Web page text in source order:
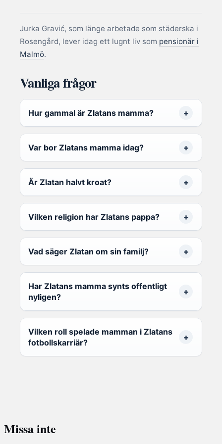
Jurka Gravić, som länge arbetade som städerska i
Rosengård, lever idag ett lugnt liv som pensionär i
Malmö.
Vanliga frågor
Hur gammal är Zlatans mamma?
Var bor Zlatans mamma idag?
Är Zlatan halvt kroat?
Vilken religion har Zlatans pappa?
Vad säger Zlatan om sin familj?
Har Zlatans mamma synts offentligt
nyligen?
Vilken roll spelade mamman i Zlatans
fotbollskarriär?
Missa inte